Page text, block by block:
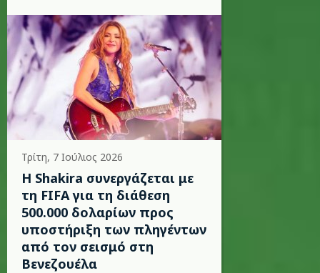
Τρίτη, 7 Ιούλιος 2026
Η Shakira συνεργάζεται με
τη FIFA για τη διάθεση
500.000 δολαρίων προς
υποστήριξη των πληγέντων
από τον σεισμό στη
Βενεζουέλα